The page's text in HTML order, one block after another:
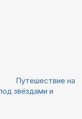
Путешествие на
звёздами и